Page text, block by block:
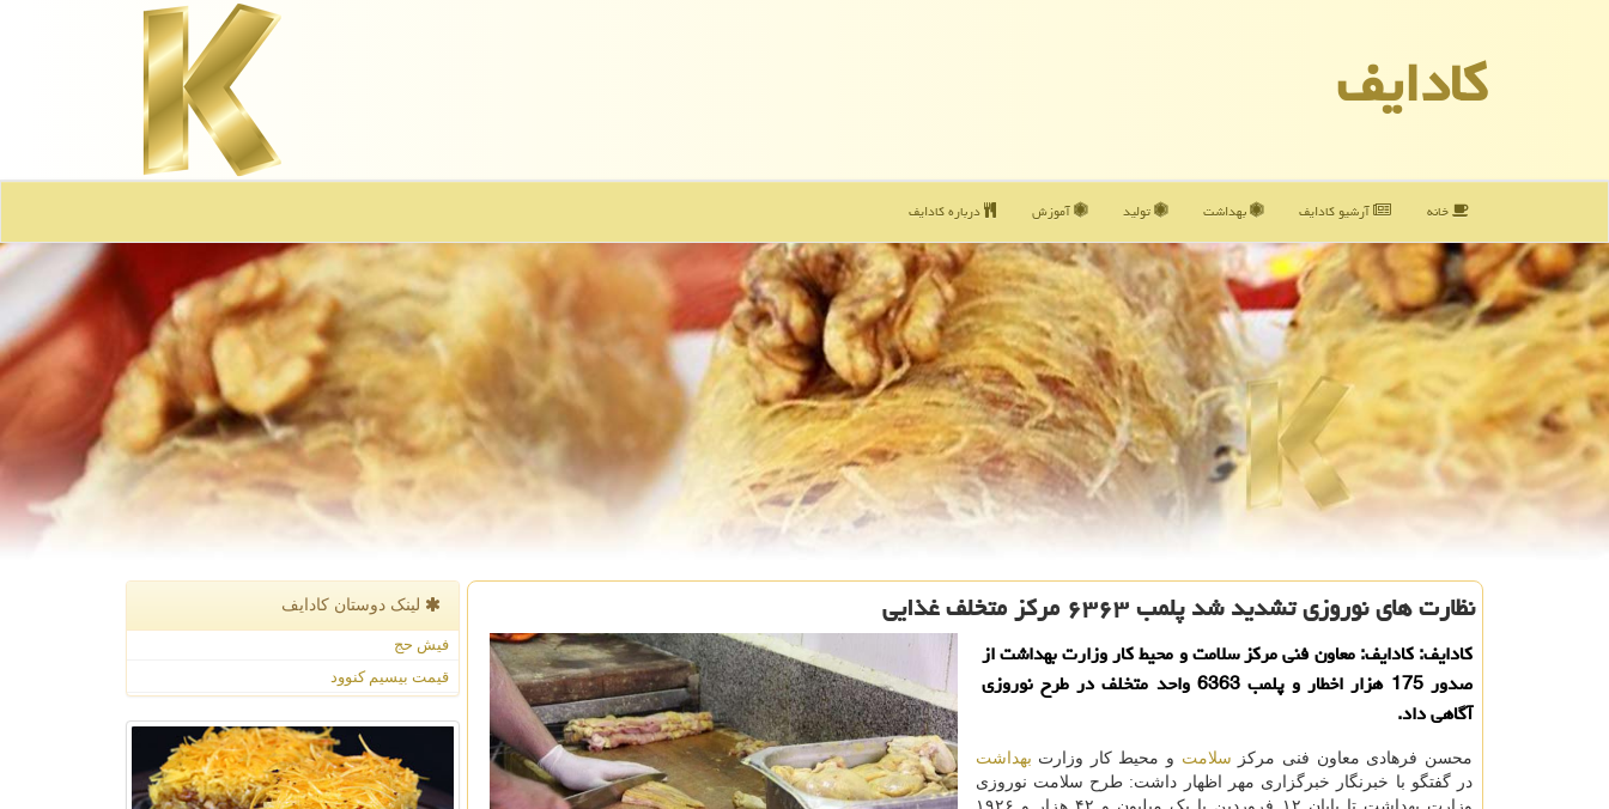
كادایف
خانه آرشیو كادایف بهداشت تولید آموزش درباره كادایف
نظارت های نوروزی تشدید شد پلمب ۶۳۶۳ مرکز متخلف غذایی
کادایف: کادایف: معاون فنی مرکز سلامت و محیط کار وزارت بهداشت از
صدور 175 هزار اخطار و پلمب 6363 واحد متخلف در طرح نوروزی
آگاهی داد.
محسن فرهادی معاون فنی مرکز سلامت و محیط کار وزارت بهداشت
در گفتگو با خبرنگار خبرگزاری مهر اظهار داشت: طرح سلامت نوروزی
لینک دوستان كادایف
فیش حج
قیمت بیسیم کنوود